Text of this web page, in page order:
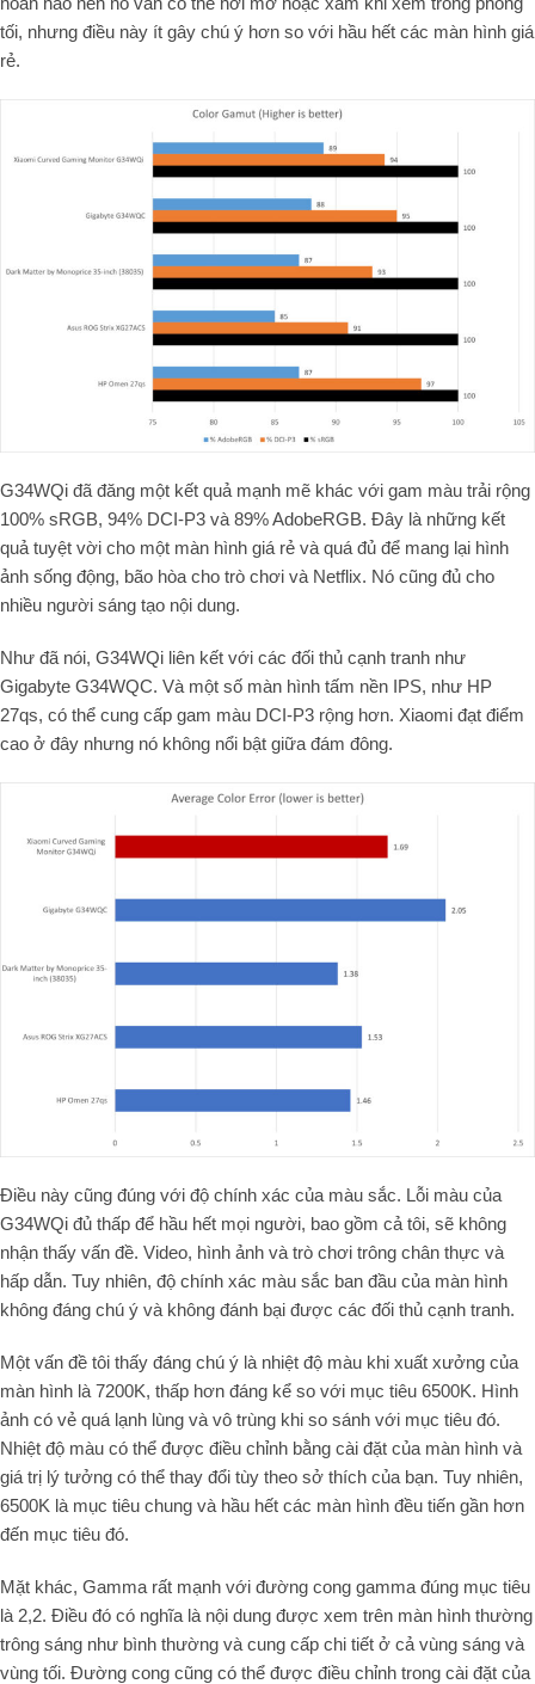
tối, nhưng điều này ít gây chú ý hơn so với hầu hết các màn hình giá
rẻ.
G34WQi đã đăng một kết quả mạnh mẽ khác với gam màu trải rộng
100% sRGB, 94% DCI-P3 và 89% AdobeRGB. Đây là những kết
quả tuyệt vời cho một màn hình giá rẻ và quá đủ để mang lại hình
ảnh sống động, bão hòa cho trò chơi và Netflix. Nó cũng đủ cho
nhiều người sáng tạo nội dung.
Như đã nói, G34WQi liên kết với các đối thủ cạnh tranh như
Gigabyte G34WQC. Và một số màn hình tấm nền IPS, như HP
27qs, có thể cung cấp gam màu DCI-P3 rộng hơn. Xiaomi đạt điểm
cao ở đây nhưng nó không nổi bật giữa đám đông.
Điều này cũng đúng với độ chính xác của màu sắc. Lỗi màu của
G34WQi đủ thấp để hầu hết mọi người, bao gồm cả tôi, sẽ không
nhận thấy vấn đề. Video, hình ảnh và trò chơi trông chân thực và
hấp dẫn. Tuy nhiên, độ chính xác màu sắc ban đầu của màn hình
không đáng chú ý và không đánh bại được các đối thủ cạnh tranh.
Một vấn đề tôi thấy đáng chú ý là nhiệt độ màu khi xuất xưởng của
màn hình là 7200K, thấp hơn đáng kể so với mục tiêu 6500K. Hình
ảnh có vẻ quá lạnh lùng và vô trùng khi so sánh với mục tiêu đó.
Nhiệt độ màu có thể được điều chỉnh bằng cài đặt của màn hình và
giá trị lý tưởng có thể thay đổi tùy theo sở thích của bạn. Tuy nhiên,
6500K là mục tiêu chung và hầu hết các màn hình đều tiến gần hơn
đến mục tiêu đó.
Mặt khác, Gamma rất mạnh với đường cong gamma đúng mục tiêu
là 2,2. Điều đó có nghĩa là nội dung được xem trên màn hình thường
trông sáng như bình thường và cung cấp chi tiết ở cả vùng sáng và
vùng tối. Đường cong cũng có thể được điều chỉnh trong cài đặt của